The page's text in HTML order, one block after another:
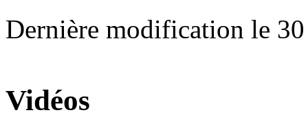
Dernière modification le
Vidéos